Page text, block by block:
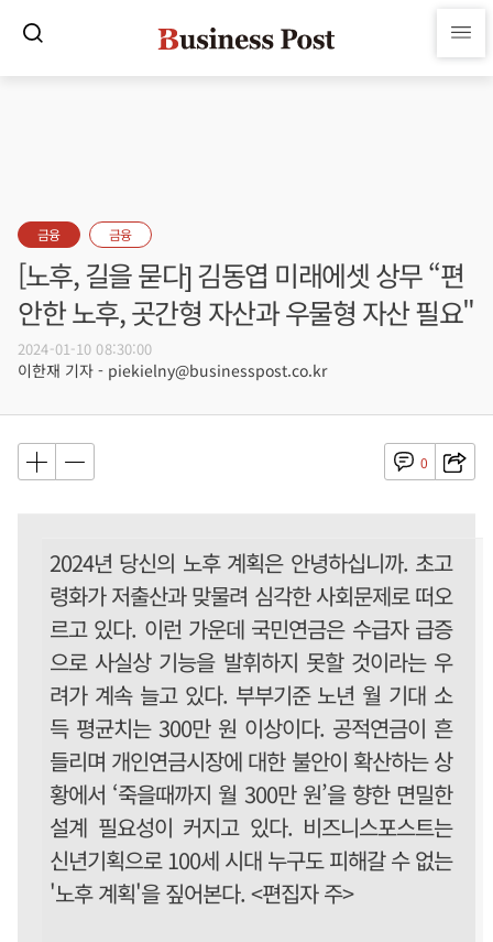
금융 금융
[노후, 길을 묻다] 김동엽 미래에셋 상무 “편
안한 노후, 곳간형 자산과 우물형 자산 필요"
2024-01-10 08:30:00
이한재 기자 - piekielny@businesspost.co.kr
0
2024년 당신의 노후 계획은 안녕하십니까. 초고
령화가 저출산과 맞물려 심각한 사회문제로 떠오
르고 있다. 이런 가운데 국민연금은 수급자 급증
으로 사실상 기능을 발휘하지 못할 것이라는 우
려가 계속 늘고 있다. 부부기준 노년 월 기대 소
득 평균치는 300만 원 이상이다. 공적연금이 흔
들리며 개인연금시장에 대한 불안이 확산하는 상
황에서 ‘죽을때까지 월 300만 원’을 향한 면밀한
설계 필요성이 커지고 있다. 비즈니스포스트는
신년기획으로 100세 시대 누구도 피해갈 수 없는
'노후 계획'을 짚어본다. <편집자 주>